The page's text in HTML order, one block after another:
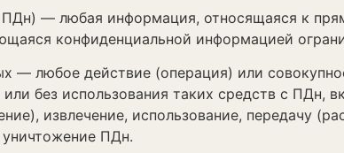
— любая информация, относящаяся к
конфиденциальной информацией
любое действие (операция) или
без использования таких средств с ПДн,
извлечение, использование, передачу
уничтожение ПДн.